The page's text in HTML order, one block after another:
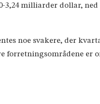
milliarder dollar,
noe svakere, der
forretningsområdene er